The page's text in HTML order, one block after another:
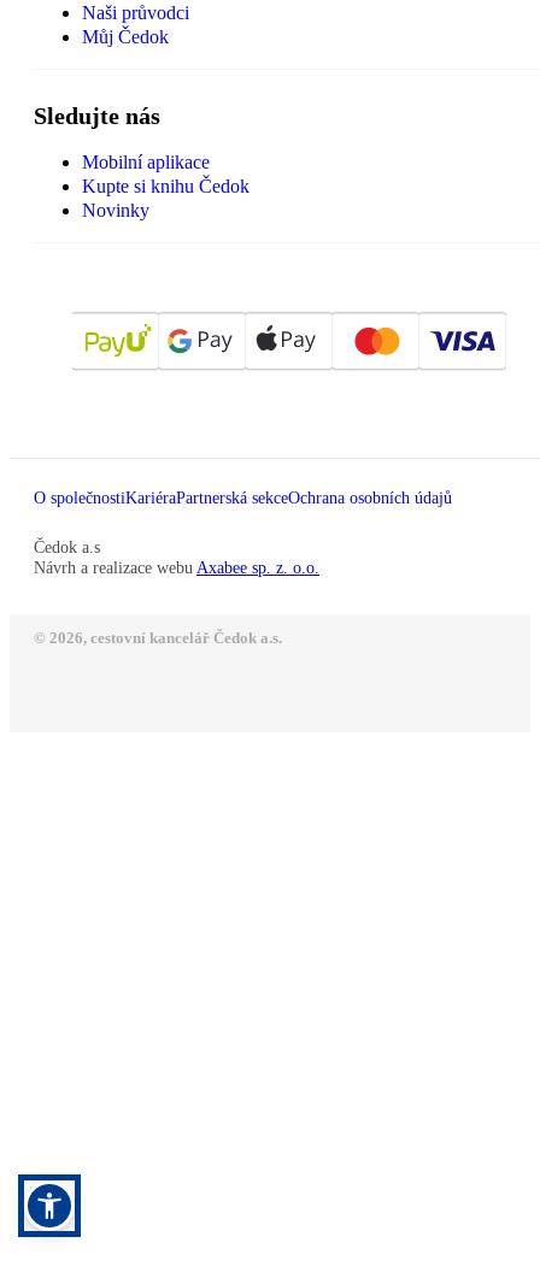
Naši průvodci
Můj Čedok
Sledujte nás
Mobilní aplikace
Kupte si knihu Čedok
Novinky
O společnostiKariéraPartnerská sekceOchrana osobních údajů
Čedok a.s
Návrh a realizace webu Axabee sp. z. o.o.
© 2026, cestovní kancelář Čedok a.s.